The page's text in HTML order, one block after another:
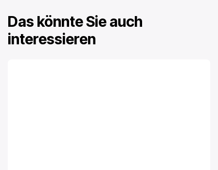
Das könnte Sie auch
interessieren